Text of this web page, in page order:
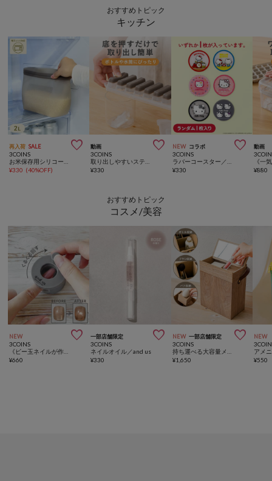
おすすめトピック
キッチン
再入荷 SALE 
3COINS
¥330 (40%OFF)
動画 
3COINS
¥330
NEW コラボ 
3COINS
¥330
動画
¥880
おすすめトピック
コスメ/美容
NEW 
3COINS
¥660
一部店舗限定 
3COINS
ネイルオイル／and us
¥330
NEW 一部店舗限定 
3COINS
¥1,650
NEW
アメ
¥550